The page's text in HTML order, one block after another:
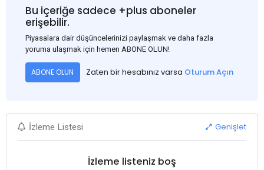
Bu nedenle USD, en yüksek USD-RMB döviz kuru olan
1:7.31'den 1:7.26'ya gerileyerek çelik fiyatını 3-5$ civarında
etkiledi. Bakalım ilerleyen günlerde neler göreceğiz, Çin'de
fiyatlar nasıl ilerleyecek?
Bu içeriğe sadece +plus aboneler
erişebilir.
Piyasalara dair düşüncelerinizi paylaşmak ve daha fazla
yoruma ulaşmak için hemen ABONE OLUN!
ABONE OLUN Zaten bir hesabınız varsa Oturum Açın
İzleme Listesi Genişlet
İzleme listeniz boş